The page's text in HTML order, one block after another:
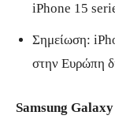
iPhone 15
Σημείωση:
στην Ευρώπη
Samsung